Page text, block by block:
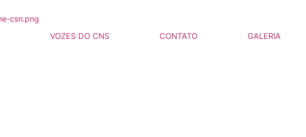
VOZES DO CNS CONTATO GALERIA